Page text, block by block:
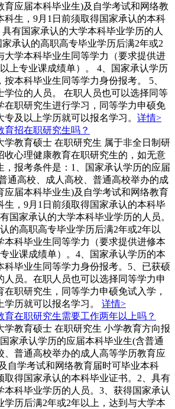
育应届本科毕业生)及自学考试和网络教
科生，9月1日前须取得国家承认的本科
有国家承认的大学本科毕业学历的人
家承认的高职高专毕业学历后满2年或2
大学本科毕业生同等学力（要求提供进
上专业课成绩单）。 4、国家承认学历
按本科毕业生同等学力身份报考。 5、
学位的人员。 在职人员也可以选择同等
在职研究生进行学习，同等学力申硕免
专及以上学历就可以报名学习。 详情>
育招在职研究生吗？
学教育硕士 在职研究生 属于非全日制研
收心理健康教育在职研究生的，如无意
，报考条件是：1、国家承认学历的应届
通高校、成人高校、普通高校举办的成
应届本科毕业生)及自学考试和网络教育
生，9月1日前须取得国家承认的本科毕
国家承认的大学本科毕业学历的人员。
的高职高专毕业学历后满2年或2年以
本科毕业生同等学力（要求提供进修本
业课成绩单）。4、国家承认学历的本
科毕业生同等学力身份报考。5、已获硕
人员。在职人员也可以选择同等学力申
在职研究生，同等学力申硕免试入学，
学历就可以报名学习。 详情>
育在职研究生需要工作两年以上吗？
学教育硕士 在职研究生 小学教育方向报
家承认学历的应届本科毕业生(含普通
、普通高校举办的成人高等学历教育应
自学考试和网络教育届时可毕业本科
取得国家承认的本科毕业证书。2、具有
本科毕业学历的人员。3、获得国家承认
学历后满2年或2年以上，达到与大学本